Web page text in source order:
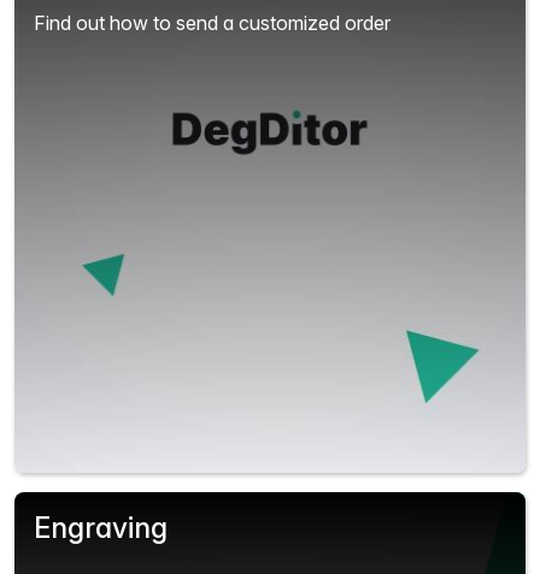
Find out how to send a customized order
Engraving